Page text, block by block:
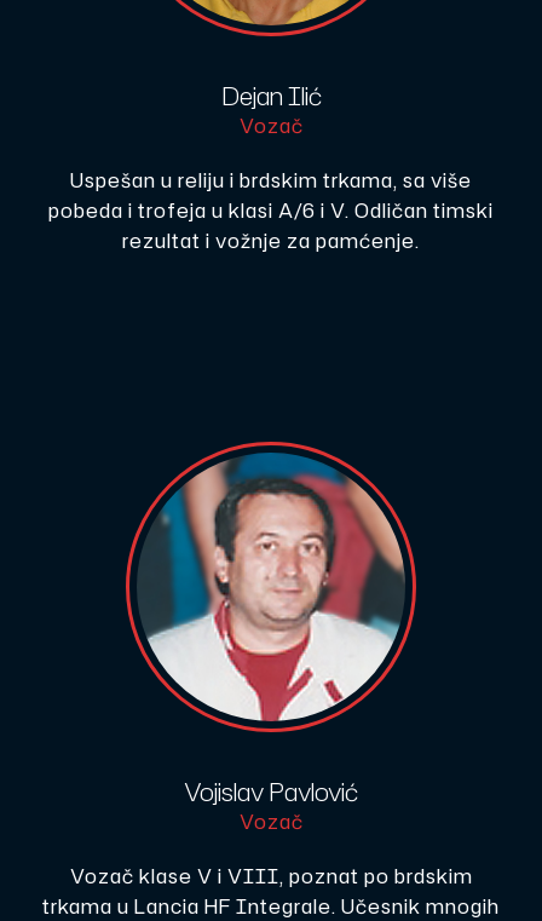
Dejan Ilić
Vozač
Uspešan u reliju i brdskim trkama, sa više
pobeda i trofeja u klasi A/6 i V. Odličan timski
rezultat i vožnje za pamćenje.
Vojislav Pavlović
Vozač
Vozač klase V i VIII, poznat po brdskim
trkama u Lancia HF Integrale. Učesnik mnogih